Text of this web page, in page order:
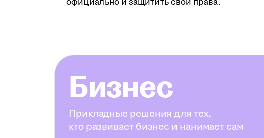
официально и защитить свои права.
Бизнес
Прикладные решения для тех,
кто развивает бизнес и нанимает сам